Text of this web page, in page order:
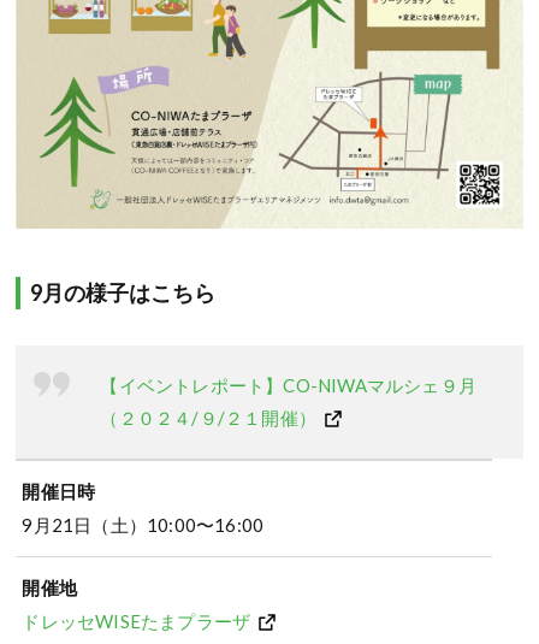
9月の様子はこちら
【イベントレポート】CO-NIWAマルシェ９月
（２０２４/９/２１開催）
開催日時
9月21日（土）10:00〜16:00
開催地
ドレッセWISEたまプラーザ